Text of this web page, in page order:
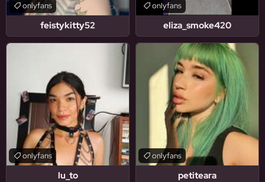
feistykitty52
onlyfans
eliza_smoke420
onlyfans
lu_to
onlyfans
petiteara
onlyfans